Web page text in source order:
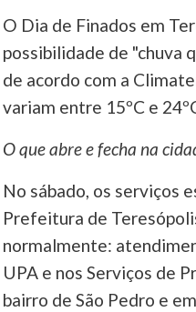
O Dia de Finados em
possibilidade de "chuva
de acordo com a
variam entre 15ºC e
O que abre e fecha na
No sábado, os serviços
Prefeitura de
normalmente:
UPA e nos Serviços de
bairro de São Pedro e